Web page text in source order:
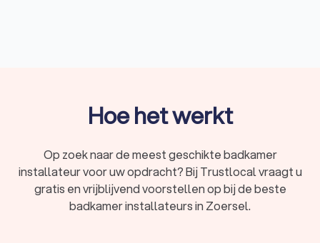
biedt u de oplossing.
Wat doet een badkamer installateur?
Een badkamer installateur is een vakman die gespecialiseerd
is in het ontwerpen, installeren en renoveren van badkamers.
Hoe het werkt
Op zoek naar de meest geschikte badkamer
installateur voor uw opdracht? Bij Trustlocal vraagt u
gratis en vrijblijvend voorstellen op bij de beste
badkamer installateurs in Zoersel.